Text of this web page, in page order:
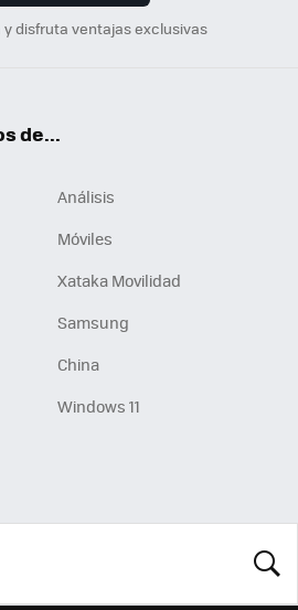
y disfruta ventajas exclusivas
de...
Análisis
Móviles
Xataka Movilidad
Samsung
China
Windows 11